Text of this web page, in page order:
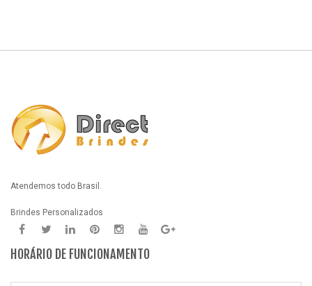
Atendemos todo Brasil.
Brindes Personalizados
HORÁRIO DE FUNCIONAMENTO